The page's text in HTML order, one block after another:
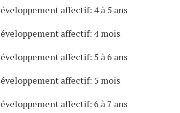
affectif: 4 à 5 ans
affectif: 4 mois
affectif: 5 à 6 ans
affectif: 5 mois
affectif: 6 à 7 ans